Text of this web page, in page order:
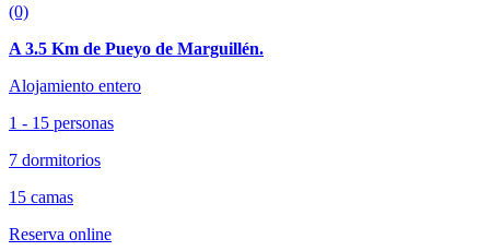
(0)
A 3.5 Km de Pueyo de Marguillén.
Alojamiento entero
1 - 15 personas
7 dormitorios
15 camas
Reserva online